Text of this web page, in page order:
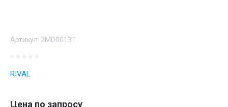
Артикул: 2MD00131
RIVAL
Цена по запросу